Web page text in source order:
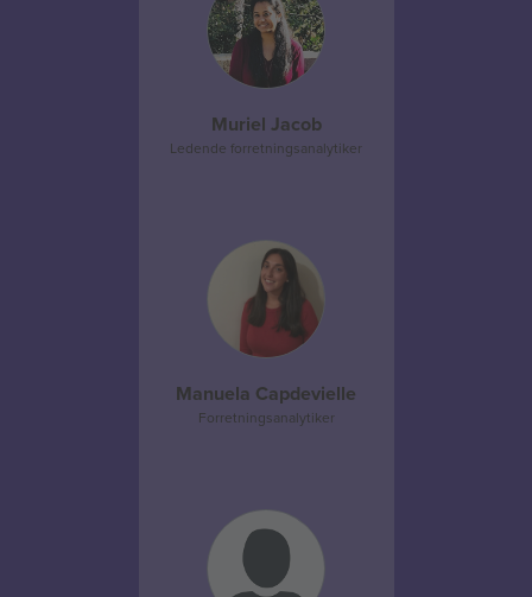
Muriel Jacob
Ledende forretningsanalytiker
Manuela Capdevielle
Forretningsanalytiker